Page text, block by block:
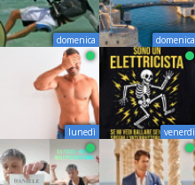
domenica domenica
lunedì venerdì